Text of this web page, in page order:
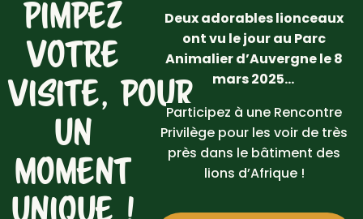
PIMPEZ
VOTRE
VISITE, POUR
UN
MOMENT
Deux adorables lionceaux
ont vu le jour au Parc
Animalier d’Auvergne le 8
mars 2025…
Participez à une Rencontre
Privilège pour les voir de très
près dans le bâtiment des
lions d’Afrique !